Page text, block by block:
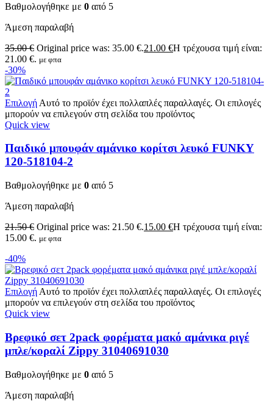
Βαθμολογήθηκε με 0 από 5
Άμεση παραλαβή
35.00€ Original price was: 35.00 €.21.00 €Η τρέχουσα τιμή είναι:
21.00 €. με φπα
-30%
Επιλογή Αυτό το προϊόν έχει πολλαπλές παραλλαγές. Οι επιλογές
μπορούν να επιλεγούν στη σελίδα του προϊόντος
Quick view
Παιδικό μπουφάν αμάνικο κορίτσι λευκό FUNKY
120-518104-2
Βαθμολογήθηκε με 0 από 5
Άμεση παραλαβή
21.50€ Original price was: 21.50 €.15.00 €Η τρέχουσα τιμή είναι:
15.00 €. με φπα
-40%
Επιλογή Αυτό το προϊόν έχει πολλαπλές παραλλαγές. Οι επιλογές
μπορούν να επιλεγούν στη σελίδα του προϊόντος
Quick view
Βρεφικό σετ 2pack φορέματα μακό αμάνικα ριγέ
μπλε/κοραλί Zippy 31040691030
Βαθμολογήθηκε με 0 από 5
Άμεση παραλαβή